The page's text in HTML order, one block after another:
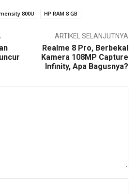
800U HP RAM 8 GB
ARTIKEL SELANJUTNYA
Realme 8 Pro, Berbekal
Kamera 108MP Capture
Infinity, Apa Bagusnya?